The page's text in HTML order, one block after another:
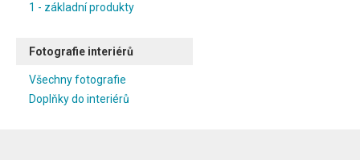
1 - základní produkty
Fotografie interiérů
Všechny fotografie
Doplňky do interiérů